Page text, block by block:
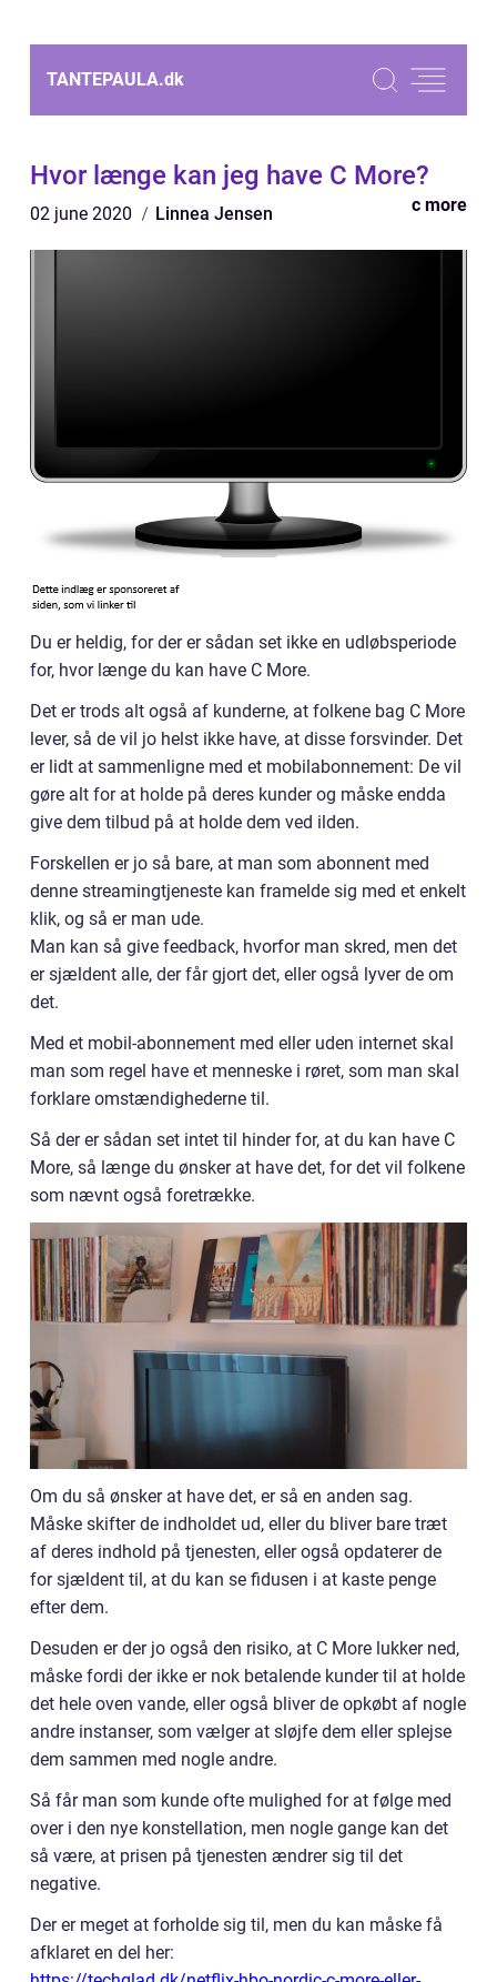
TANTEPAULA.dk
Hvor længe kan jeg have C More?
02 june 2020 Linnea Jensen c more
Du er heldig, for der er sådan set ikke en udløbsperiode
for, hvor længe du kan have C More.
Det er trods alt også af kunderne, at folkene bag C More
lever, så de vil jo helst ikke have, at disse forsvinder. Det
er lidt at sammenligne med et mobilabonnement: De vil
gøre alt for at holde på deres kunder og måske endda
give dem tilbud på at holde dem ved ilden.
Forskellen er jo så bare, at man som abonnent med
denne streamingtjeneste kan framelde sig med et enkelt
klik, og så er man ude.
Man kan så give feedback, hvorfor man skred, men det
er sjældent alle, der får gjort det, eller også lyver de om
det.
Med et mobil-abonnement med eller uden internet skal
man som regel have et menneske i røret, som man skal
forklare omstændighederne til.
Så der er sådan set intet til hinder for, at du kan have C
More, så længe du ønsker at have det, for det vil folkene
som nævnt også foretrække.
Om du så ønsker at have det, er så en anden sag.
Måske skifter de indholdet ud, eller du bliver bare træt
af deres indhold på tjenesten, eller også opdaterer de
for sjældent til, at du kan se fidusen i at kaste penge
efter dem.
Desuden er der jo også den risiko, at C More lukker ned,
måske fordi der ikke er nok betalende kunder til at holde
det hele oven vande, eller også bliver de opkøbt af nogle
andre instanser, som vælger at sløjfe dem eller splejse
dem sammen med nogle andre.
Så får man som kunde ofte mulighed for at følge med
over i den nye konstellation, men nogle gange kan det
så være, at prisen på tjenesten ændrer sig til det
negative.
Der er meget at forholde sig til, men du kan måske få
afklaret en del her: